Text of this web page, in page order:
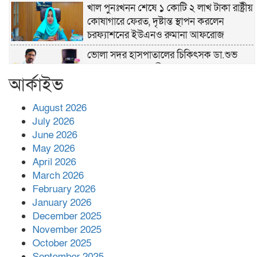
খাল পুনঃখনন শেষে ১ কোটি ২ লাখ টাকা রাষ্ট্রীয়
কোষাগারে ফেরত, দৃষ্টান্ত স্থাপন করলেন
চরফ্যাশনের ইউএনও রুমানা আফরোজ
ভোলা সদর হাসপাতালের চিকিৎসক ডা.শুভ
‘জ্বিন হাজিরে স্বর্ণ দ্বিগুণ’— প্রতারণার ফাঁদে ১৭
নারী,দুলারহাটে চক্রের ৪ সদস্য গ্রেফতার।
৩০ জুলাই একযোগে এসএসসির ফল প্রকাশ।
আর্কাইভ
August 2026
July 2026
June 2026
May 2026
April 2026
March 2026
February 2026
January 2026
December 2025
November 2025
October 2025